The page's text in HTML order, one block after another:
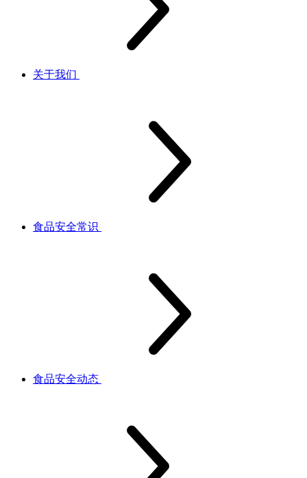
关于我们
食品安全常识
食品安全动态